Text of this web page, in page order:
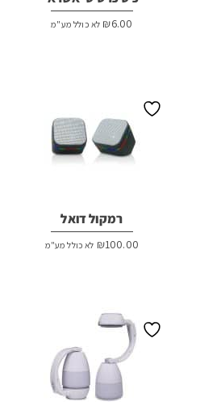
₪6.00 לא כולל מע"מ
רמקול דואל
₪100.00 לא כולל מע"מ